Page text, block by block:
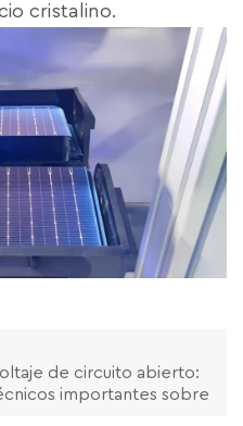
cristalino.
de circuito abierto:
importantes sobre